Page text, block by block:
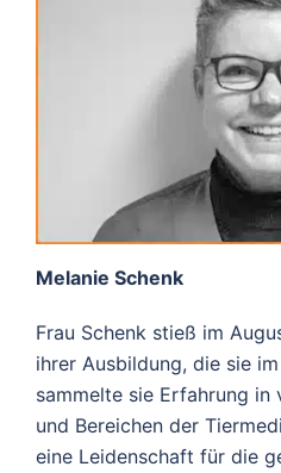
Melanie Schenk
Frau Schenk stieß im
ihrer Ausbildung, die sie
sammelte sie Erfahrung in
und Bereichen der
eine Leidenschaft für die